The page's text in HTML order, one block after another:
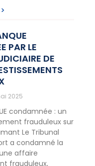
PAR LE
DE
2025
condamnée : un
frauduleux sur
Le Tribunal
a condamné la
affaire
frauduleux,